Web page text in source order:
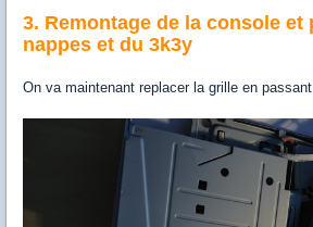
3. Remontage de la console et
nappes et du 3k3y
On va maintenant replacer la grille en